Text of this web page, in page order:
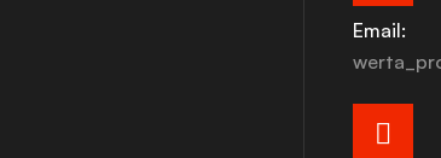
Email: